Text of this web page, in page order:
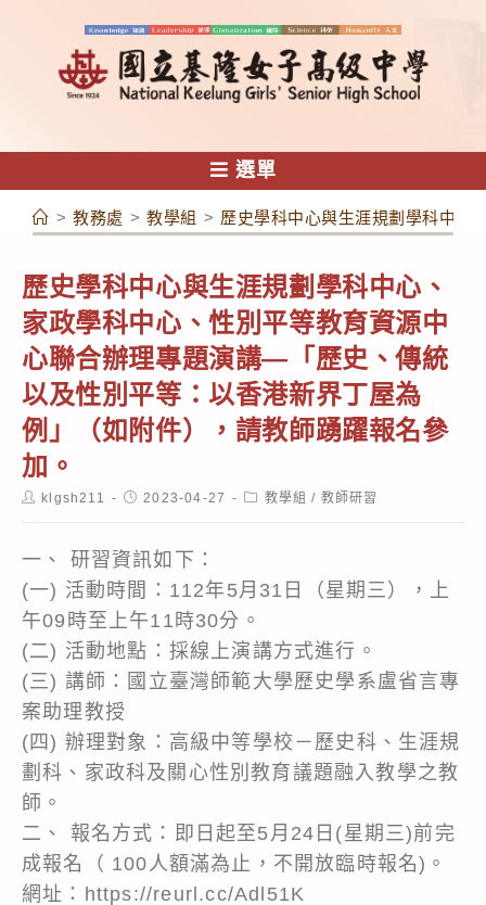
容
選單
> 教務處 > 教學組 > 歷史學科中心與生涯規劃學科中心
歷史學科中心與生涯規劃學科中心、
家政學科中心、性別平等教育資源中
心聯合辦理專題演講—「歷史、傳統
以及性別平等：以香港新界丁屋為
例」（如附件），請教師踴躍報名參
加。
Postklgsh211
Post2023-04-27
Post教學組 / 教師研習
一、 研習資訊如下：
(一) 活動時間：112年5月31日（星期三），上
午09時至上午11時30分。
(二) 活動地點：採線上演講方式進行。
(三) 講師：國立臺灣師範大學歷史學系盧省言專
案助理教授
(四) 辦理對象：高級中等學校－歷史科、生涯規
劃科、家政科及關心性別教育議題融入教學之教
師。
二、 報名方式：即日起至5月24日(星期三)前完
成報名（ 100人額滿為止，不開放臨時報名)。
網址：https://reurl.cc/Adl51K